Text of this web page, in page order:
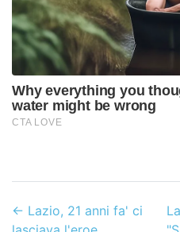
← Lazio, 21 anni fa' ci